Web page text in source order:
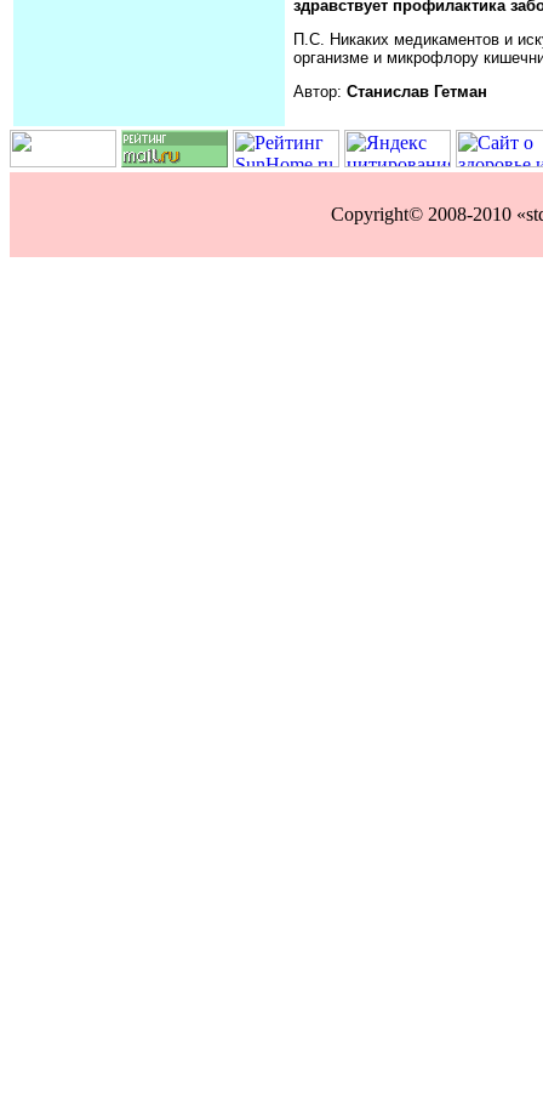
здравствует профилактика
П.С. Никаких медикаментов и
организме и микрофлору
Автор: Станислав Гетман
Copyright© 2008-2010